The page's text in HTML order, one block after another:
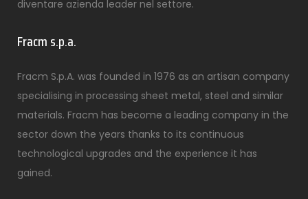
diventare azienda leader nel settore.
Fracm s.p.a.
Fracm S.p.A. was founded in 1976 as an artisan company
specialising in processing sheet metal, steel and similar
materials. Fracm has become a leading company in the
sector down the years thanks to its continuous
technological upgrades and the experience it has
gained.